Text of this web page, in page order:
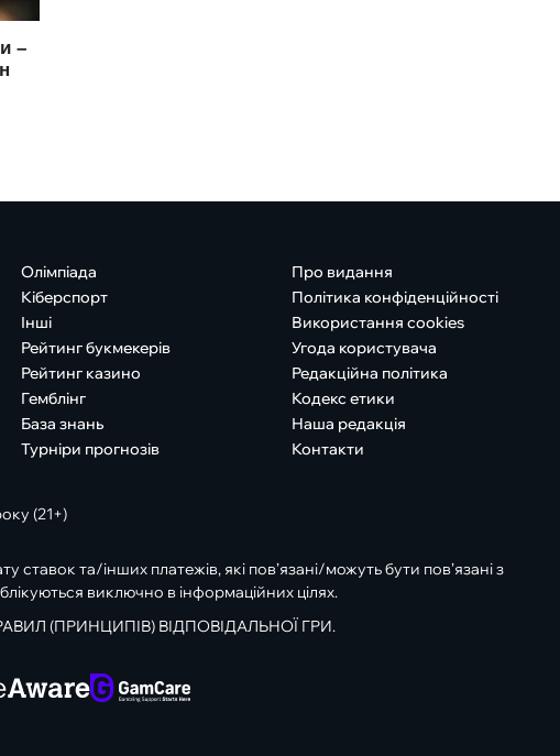
Олімпіада
Кіберспорт
Інші
Рейтинг букмекерів
Рейтинг казино
Гемблінг
База знань
Турніри прогнозів
Про видання
Політика конфіденційності
Використання cookies
Угода користувача
Редакційна політика
Кодекс етики
Наша редакція
Контакти
(21+)
та/інших платежів, які пов’язані/можуть бути пов’язані з
виключно в інформаційних цілях.
(ПРИНЦИПІВ) ВІДПОВІДАЛЬНОЇ ГРИ.